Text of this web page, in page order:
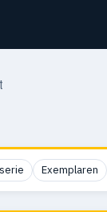
Exemplaren